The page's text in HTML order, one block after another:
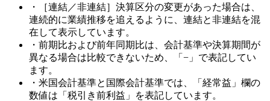
・［連結／非連結］決算区分の変更があった場合は、
連続的に業績推移を追えるように、連結と非連結を混
在して表示しています。
・前期比および前年同期比は、会計基準や決算期間が
異なる場合は比較できないため、「−」で表記してい
ます。
・米国会計基準と国際会計基準では、「経常益」欄の
数値は「税引き前利益」を表記しています。